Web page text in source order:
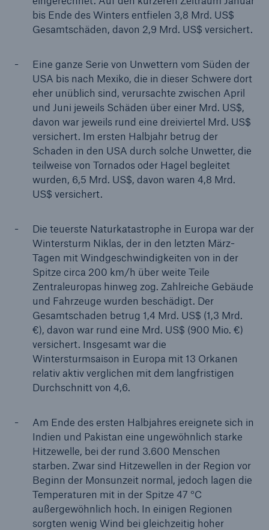
bis Ende des Winters entfielen 3,8 Mrd. US$
Gesamtschäden, davon 2,9 Mrd. US$ versichert.
Eine ganze Serie von Unwettern vom Süden der
USA bis nach Mexiko, die in dieser Schwere dort
eher unüblich sind, verursachte zwischen April
und Juni jeweils Schäden über einer Mrd. US$,
davon war jeweils rund eine dreiviertel Mrd. US$
versichert. Im ersten Halbjahr betrug der
Schaden in den USA durch solche Unwetter, die
teilweise von Tornados oder Hagel begleitet
wurden, 6,5 Mrd. US$, davon waren 4,8 Mrd.
US$ versichert.
Die teuerste Naturkatastrophe in Europa war der
Wintersturm Niklas, der in den letzten März-
Tagen mit Windgeschwindigkeiten von in der
Spitze circa 200 km/h über weite Teile
Zentraleuropas hinweg zog. Zahlreiche Gebäude
und Fahrzeuge wurden beschädigt. Der
Gesamtschaden betrug 1,4 Mrd. US$ (1,3 Mrd.
€), davon war rund eine Mrd. US$ (900 Mio. €)
versichert. Insgesamt war die
Wintersturmsaison in Europa mit 13 Orkanen
relativ aktiv verglichen mit dem langfristigen
Durchschnitt von 4,6.
Am Ende des ersten Halbjahres ereignete sich in
Indien und Pakistan eine ungewöhnlich starke
Hitzewelle, bei der rund 3.600 Menschen
starben. Zwar sind Hitzewellen in der Region vor
Beginn der Monsunzeit normal, jedoch lagen die
Temperaturen mit in der Spitze 47 °C
außergewöhnlich hoch. In einigen Regionen
sorgten wenig Wind bei gleichzeitig hoher
Rückversicherung Leben/Gesundheit
MIRA Digital Suite
Navigation schließen oder Escape-Taste drückenSuche
Home